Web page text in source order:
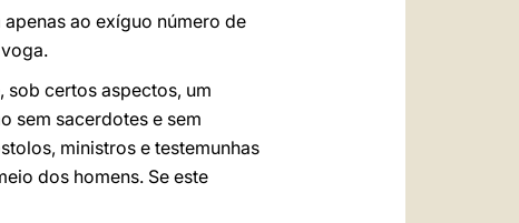
ao exíguo número de
certos aspectos, um
sem sacerdotes e sem
ministros e testemunhas
dos homens. Se este